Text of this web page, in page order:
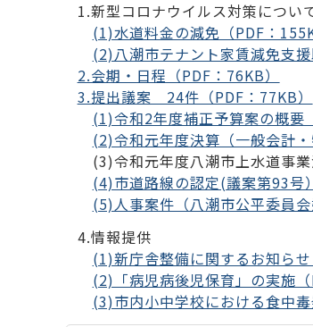
1.新型コロナウイルス対策につい
(1)水道料金の減免（PDF：
(2)八潮市テナント家賃減免支援
2.会期・日程（PDF：76KB）
3.提出議案 24件（PDF：77KB）
(1)令和2年度補正予算案の概要
(2)令和元年度決算（一般会計
(3)令和元年度八潮市上水道事業
(4)市道路線の認定(議案第93号
(5)人事案件（八潮市公平委員
4.情報提供
(1)新庁舎整備に関するお知らせ
(2)「病児病後児保育」の実施（
(3)市内小中学校における食中